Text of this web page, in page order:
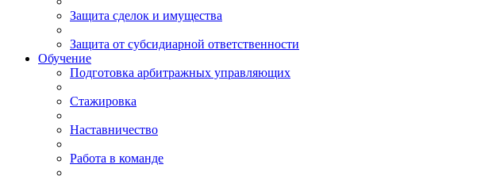
Защита сделок и имущества
Защита от субсидиарной ответственности
Обучение
Подготовка арбитражных управляющих
Стажировка
Наставничество
Работа в команде